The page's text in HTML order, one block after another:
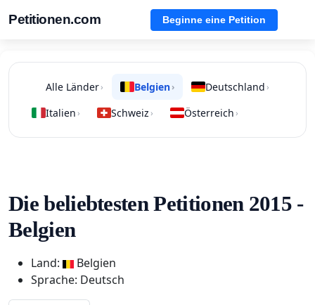
Petitionen.com Beginne eine Petition
Alle Länder› Belgien› Deutschland ›
Italien › Schweiz › Österreich ›
Die beliebtesten Petitionen 2015 -
Belgien
Land:
Belgien
Sprache: Deutsch